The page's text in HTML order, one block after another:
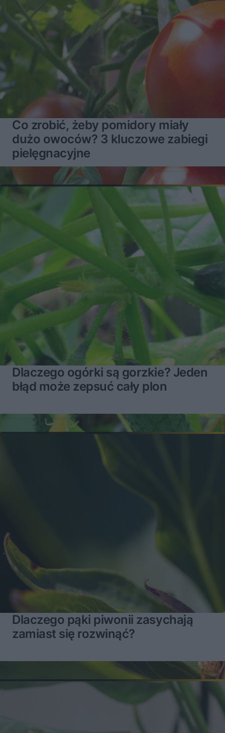
Co zrobić, żeby pomidory miały
dużo owoców? 3 kluczowe zabiegi
pielęgnacyjne
Dlaczego ogórki są gorzkie? Jeden
błąd może zepsuć cały plon
Dlaczego pąki piwonii zasychają
zamiast się rozwinąć?